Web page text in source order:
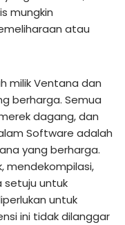
mungkin
atau
milik Ventana dan
berharga. Semua
dagang, dan
Software adalah
yang berharga.
mendekompilasi,
setuju untuk
untuk
ini tidak dilanggar